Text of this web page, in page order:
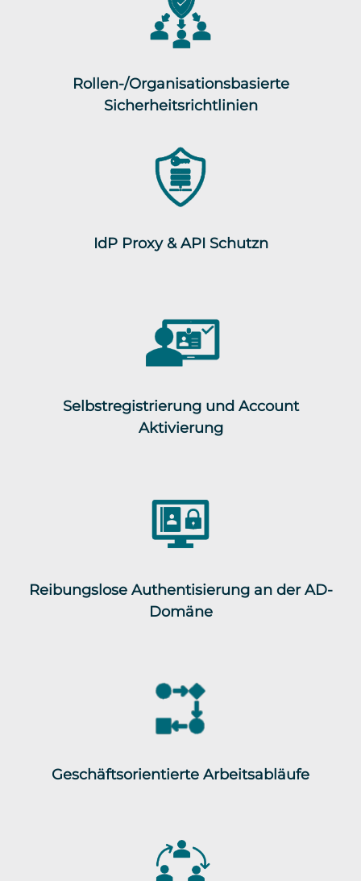
Rollen-/Organisationsbasierte
Sicherheitsrichtlinien
IdP Proxy & API Schutzn
Selbstregistrierung und Account
Aktivierung
Reibungslose Authentisierung an der AD-
Domäne
Geschäftsorientierte Arbeitsabläufe